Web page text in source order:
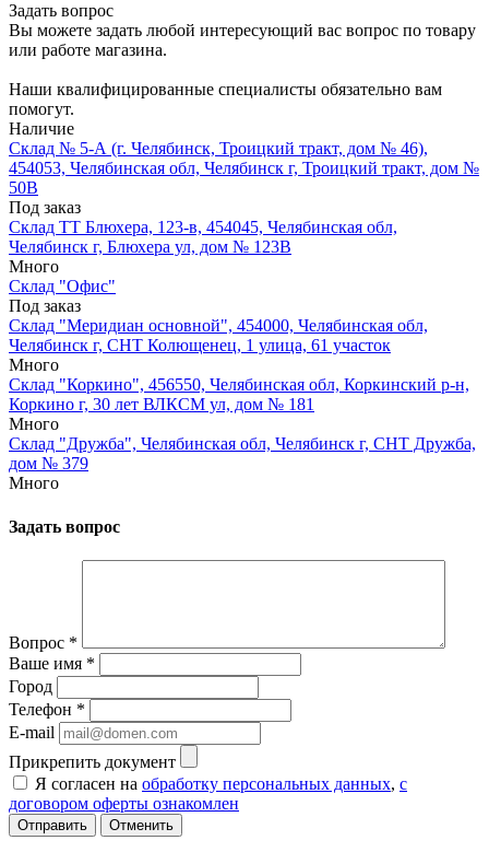
Задать вопрос
Вы можете задать любой интересующий вас вопрос по товару
или работе магазина.
Наши квалифицированные специалисты обязательно вам
помогут.
Наличие
Склад № 5-А (г. Челябинск, Троицкий тракт, дом № 46),
454053, Челябинская обл, Челябинск г, Троицкий тракт, дом №
50В
Под заказ
Склад ТТ Блюхера, 123-в, 454045, Челябинская обл,
Челябинск г, Блюхера ул, дом № 123В
Много
Склад "Офис"
Под заказ
Склад "Меридиан основной", 454000, Челябинская обл,
Челябинск г, СНТ Колющенец, 1 улица, 61 участок
Много
Склад "Коркино", 456550, Челябинская обл, Коркинский р-н,
Коркино г, 30 лет ВЛКСМ ул, дом № 181
Много
Склад "Дружба", Челябинская обл, Челябинск г, СНТ Дружба,
дом № 379
Много
Задать вопрос
Вопрос *
Ваше имя *
Город
Телефон *
E-mail
Прикрепить документ
Я согласен на обработку персональных данных, с
договором оферты ознакомлен
Отменить